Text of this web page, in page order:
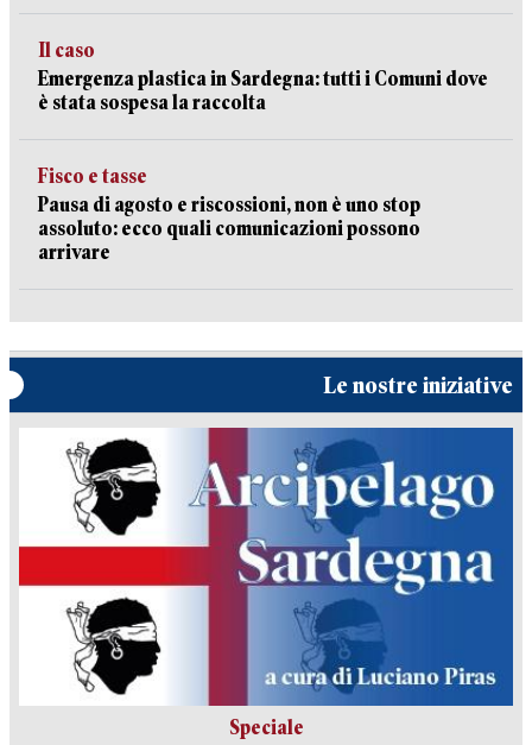
Il caso
Emergenza plastica in Sardegna: tutti i Comuni dove
è stata sospesa la raccolta
Fisco e tasse
Pausa di agosto e riscossioni, non è uno stop
assoluto: ecco quali comunicazioni possono
arrivare
Le nostre iniziative
Speciale